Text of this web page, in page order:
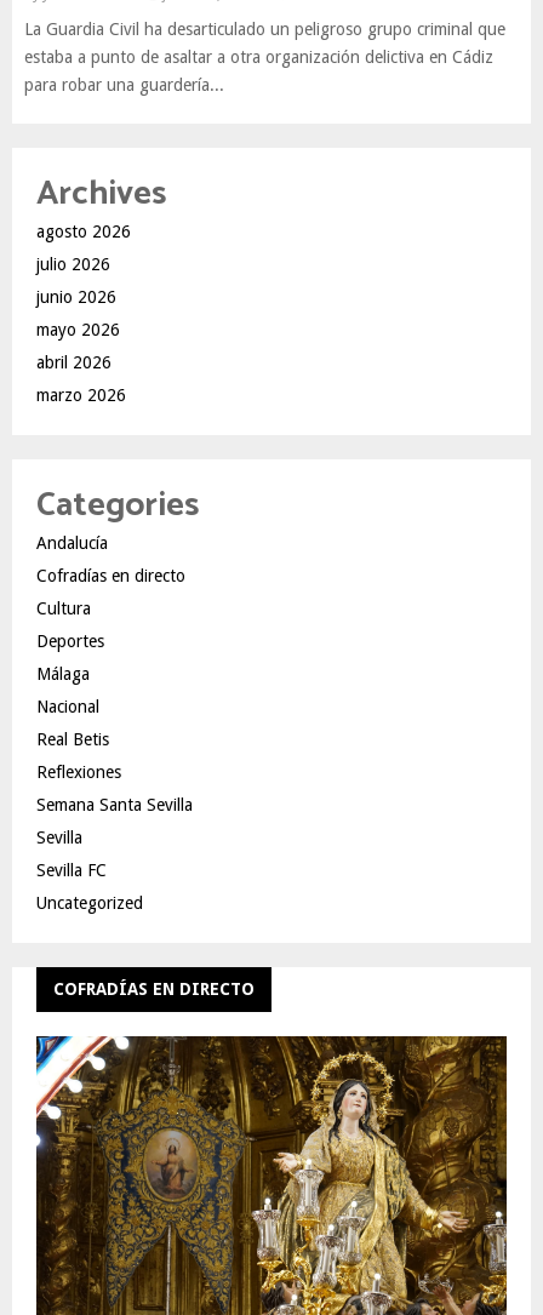
La Guardia Civil ha desarticulado un peligroso grupo criminal que
estaba a punto de asaltar a otra organización delictiva en Cádiz
para robar una guardería...
Archives
agosto 2026
julio 2026
junio 2026
mayo 2026
abril 2026
marzo 2026
Categories
Andalucía
Cofradías en directo
Cultura
Deportes
Málaga
Nacional
Real Betis
Reflexiones
Semana Santa Sevilla
Sevilla
Sevilla FC
Uncategorized
COFRADÍAS EN DIRECTO